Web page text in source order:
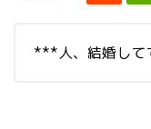
***人、結婚して